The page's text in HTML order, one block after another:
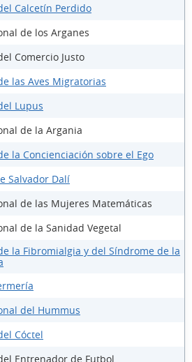
Calcetín Perdido
de los Arganes
Comercio Justo
las Aves Migratorias
Lupus
de la Argania
la Concienciación sobre el Ego
Salvador Dalí
de las Mujeres Matemáticas
de la Sanidad Vegetal
la Fibromialgia y del Síndrome de la
del Hummus
Cóctel
Entrenador de Futbol